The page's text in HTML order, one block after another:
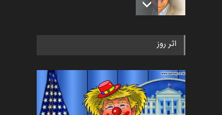
رویداد کارگاهی کارتون و پوستر
اخبار 6 ماه قبل
فراخوان رویداد کارگاهی کارتون و
پوستر "ایران سربل…
اثر روز